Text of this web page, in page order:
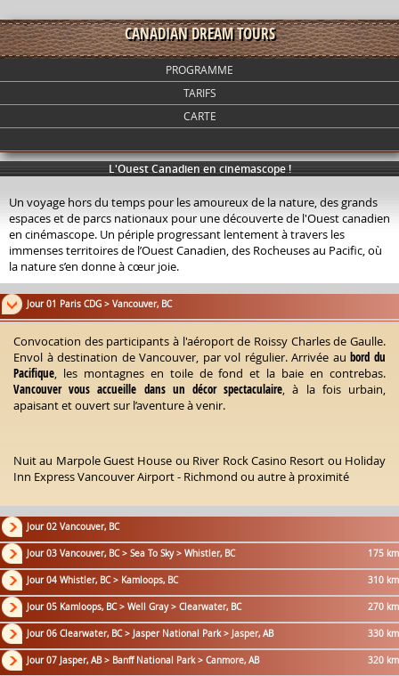
CANADIAN DREAM TOURS
PROGRAMME
TARIFS
CARTE
L'Ouest Canadien en cinémascope !
Un voyage hors du temps pour les amoureux de la nature, des grands
espaces et de parcs nationaux pour une découverte de l'Ouest canadien
en cinémascope. Un périple progressant lentement à travers les
immenses territoires de l’Ouest Canadien, des Rocheuses au Pacific, où
la nature s’en donne à cœur joie.
Jour 01 Paris CDG > Vancouver, BC
Convocation des participants à l'aéroport de Roissy Charles de Gaulle.
Envol à destination de Vancouver, par vol régulier. Arrivée aubord du
Pacifique, les montagnes en toile de fond et la baie en contrebas.
Vancouver vous accueille dans un décor spectaculaire, à la fois urbain,
apaisant et ouvert sur l’aventure à venir.
Nuit au Marpole Guest House ou River Rock Casino Resort ou Holiday
Inn Express Vancouver Airport - Richmond ou autre à proximité
Jour 02 Vancouver, BC
Jour 03 Vancouver, BC > Sea To Sky > Whistler, BC 175 km
Jour 04 Whistler, BC > Kamloops, BC 310 km
Jour 05 Kamloops, BC > Well Gray > Clearwater, BC 270 km
Jour 06 Clearwater, BC > Jasper National Park > Jasper, AB 330 km
Jour 07 Jasper, AB > Banff National Park > Canmore, AB 320 km